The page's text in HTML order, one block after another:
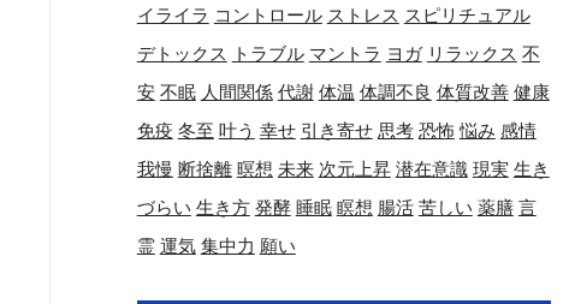
イライラ コントロール ストレス スピリチュアル
デトックス トラブル マントラ ヨガ リラックス 不
安 不眠 人間関係 代謝 体温 体調不良 体質改善 健康
免疫 冬至 叶う 幸せ 引き寄せ 思考 恐怖 悩み 感情
我慢 断捨離 暝想 未来 次元上昇 潜在意識 現実 生き
づらい 生き方 発酵 睡眠 瞑想 腸活 苦しい 薬膳 言
霊 運気 集中力 願い